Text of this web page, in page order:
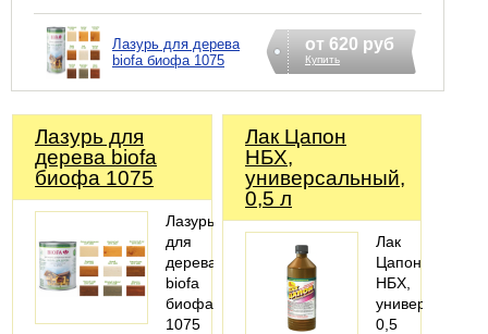
Лазурь для дерева
biofa биофа 1075
от 620 руб
Купить
Лазурь для
дерева biofa
биофа 1075
Лазурь
для
дерева
biofa
биофа
1075
Лак Цапон
НБХ,
универсальный,
0,5 л
Лак
Цапон
НБХ,
0,5